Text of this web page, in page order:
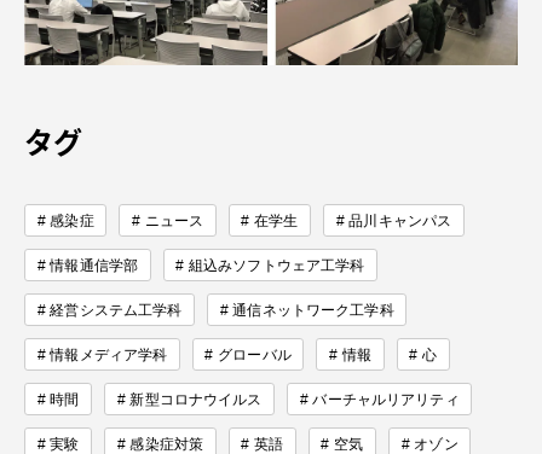
タグ
感染症 ニュース 在学生 品川キャンパス
情報通信学部 組込みソフトウェア工学科
経営システム工学科 通信ネットワーク工学科
情報メディア学科 グローバル 情報 心
時間 新型コロナウイルス バーチャルリアリティ
実験 感染症対策 英語 空気 オゾン
教育研究上の目的及び養成する人材像と３つの
ポリシー
資料請求 お問い合わせ
在学生・保護者向けポータル（TIPS） 本学教職員向け情報
中文